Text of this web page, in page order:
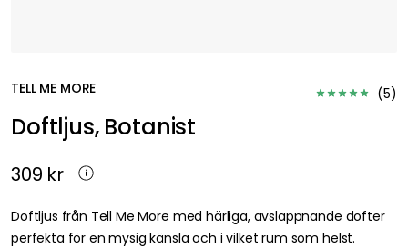
TELL ME MORE (5)
Doftljus, Botanist
309 kr
Doftljus från Tell Me More med härliga, avslappnande dofter
perfekta för en mysig känsla och i vilket rum som helst.